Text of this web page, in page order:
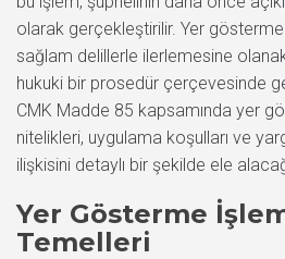
olarak gerçekleştirilir. Yer
sağlam delillerle ilerlemesine
hukuki bir prosedür çerçevesinde
CMK Madde 85 kapsamında yer
nitelikleri, uygulama koşulları ve
ilişkisini detaylı bir şekilde ele
Yer Gösterme
Temelleri